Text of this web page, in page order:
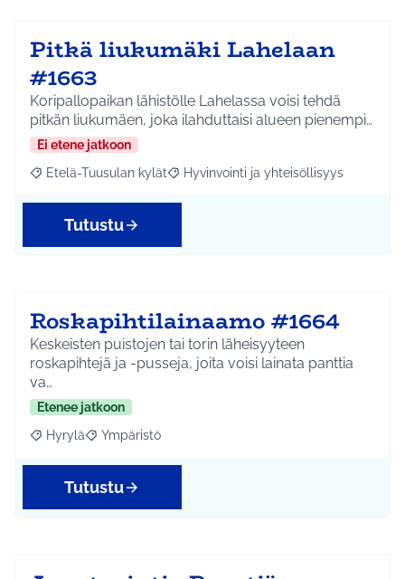
Pitkä liukumäki Lahelaan
#1663
Koripallopaikan lähistölle Lahelassa voisi tehdä
pitkän liukumäen, joka ilahduttaisi alueen pienempi…
Ei etene jatkoon
Rajaa tulokset aihepiirin mukaan: Etelä-Tuusulan kylät
Etelä-Tuusulan kylät Rajaa tulokset teeman mukaan:
Hyvinvointi ja yhteisöllisyys
Tutustu
Roskapihtilainaamo #1664
Keskeisten puistojen tai torin läheisyyteen
roskapihtejä ja -pusseja, joita voisi lainata panttia
va…
Etenee jatkoon
Rajaa tulokset aihepiirin mukaan: Hyrylä
Hyrylä Rajaa tulokset teeman mukaan: Ympäristö
Ympäristö
Tutustu